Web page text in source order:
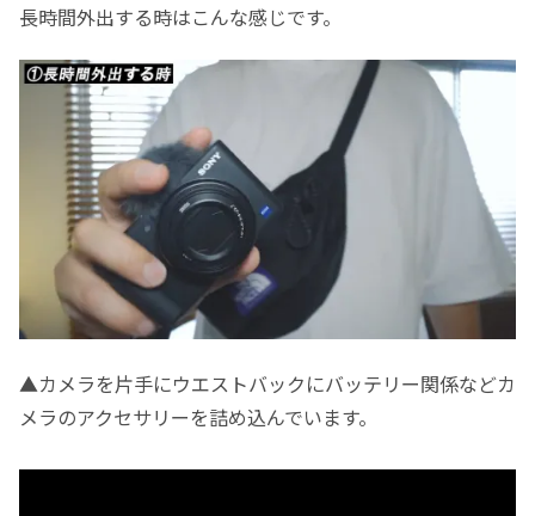
長時間外出する時はこんな感じです。
▲カメラを片手にウエストバックにバッテリー関係などカ
メラのアクセサリーを詰め込んでいます。